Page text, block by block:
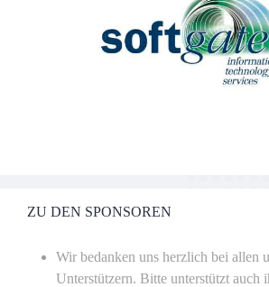
ZU DEN SPONSOREN
Wir bedanken uns herzlich bei allen
Unterstützern. Bitte unterstützt auch